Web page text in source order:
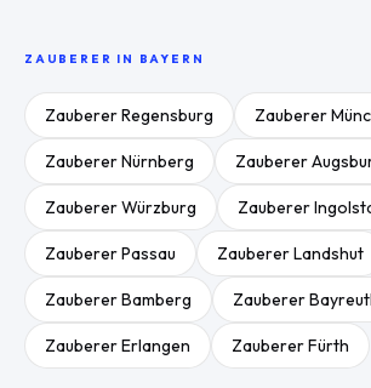
ZAUBERER IN BAYERN
ZaubererRegensburg Zauberer
ZaubererNürnberg Zauberer
ZaubererWürzburg Zauberer
ZaubererPassau ZaubererLandshut
ZaubererBamberg Zauberer
ZaubererErlangen ZaubererFürth